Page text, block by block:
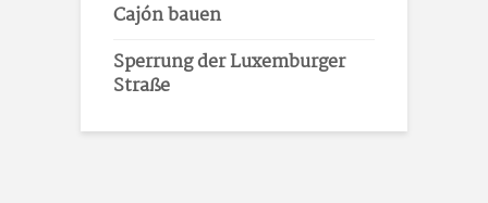
Cajón bauen
Sperrung der Luxemburger
Straße